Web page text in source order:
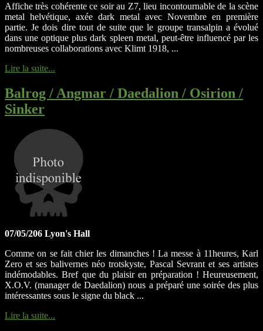
Affiche très cohérente ce soir au Z7, lieu incontournable de la scène
metal helvétique, axée dark metal avec Novembre en première
partie. Je dois dire tout de suite que le groupe transalpin a évolué
dans une optique plus dark spleen metal, peut-être influencé par les
nombreuses collaborations avec Klimt 1918, ...
Lire la suite...
Balrog / Angmar / Daedalion / Osirion /
Sinker
07/05/206 Lyon's Hall
Comme on se fait chier les dimanches ! La messe à 11heures, Karl
Zero et ses balivernes néo trotskyste, Pascal Sevrant et ses artistes
indémodables. Bref que du plaisir en préparation ! Heureusement,
X.O.V. (manager de Daedalion) nous a préparé une soirée des plus
intéressantes sous le signe du black ...
Lire la suite...